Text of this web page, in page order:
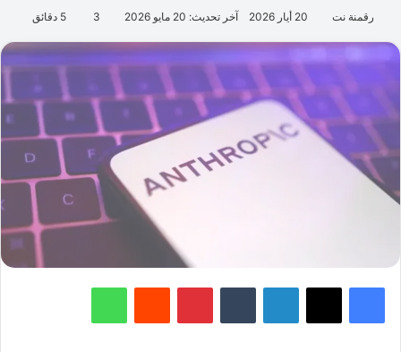
رقمنة نت 20 أيار 2026 آخر تحديث: 20 مايو 2026 3
فيسبوك لينكدإن بينتيريست